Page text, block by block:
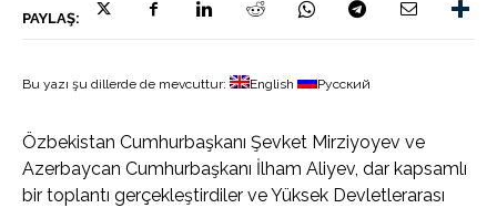
PAYLAŞ:
Bu yazı şu dillerde de mevcuttur: English Русский
Özbekistan Cumhurbaşkanı Şevket Mirziyoyev ve
Azerbaycan Cumhurbaşkanı İlham Aliyev, dar kapsamlı
bir toplantı gerçekleştirdiler ve Yüksek Devletlerarası